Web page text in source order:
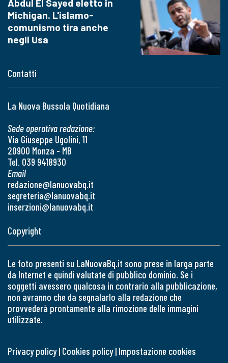
Contatti
La Nuova Bussola Quotidiana
Sede operativa redazione:
Via Giuseppe Ugolini, 11
20900 Monza - MB
Tel. 039 9418930
Email
redazione@lanuovabq.it
segreteria@lanuovabq.it
inserzioni@lanuovabq.it
Abdul El Sayed eletto in
Michigan. L'islamo-
comunismo tira anche
negli Usa
Copyright
Le foto presenti su LaNuovaBq.it sono prese in larga parte
da Internet e quindi valutate di pubblico dominio. Se i
soggetti avessero qualcosa in contrario alla pubblicazione,
non avranno che da segnalarlo alla redazione che
provvederà prontamente alla rimozione delle immagini
utilizzate.
Privacy policy| Cookies policy| Impostazione cookies